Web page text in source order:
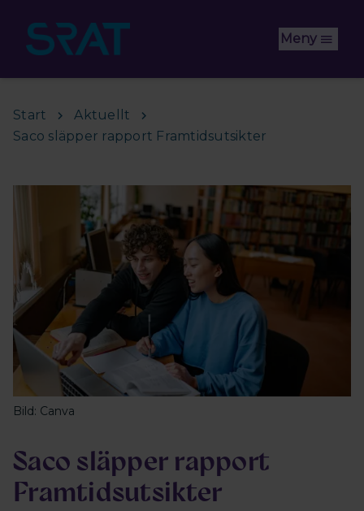
Meny
Start
Aktuellt
Saco släpper rapport Framtidsutsikter
Bild: Canva
Saco släpper rapport
Framtidsutsikter